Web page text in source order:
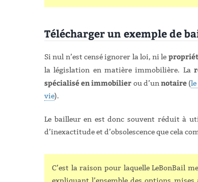
Télécharger un exemple de
Si nul n’est censé ignorer la loi, ni le
la législation en matière immobilière. La
spécialisé en immobilier ou d’unnotaire(
vie).
Le bailleur en est donc souvent réduit à
d’inexactitude et d’obsolescence que cela
C’est la raison pour laquelle LeBonBail